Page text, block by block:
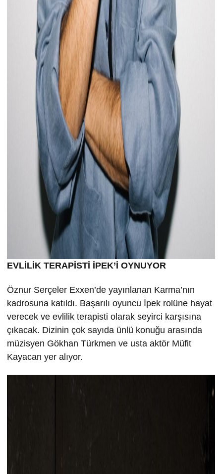
EVLİLİK TERAPİSTİ İPEK’İ OYNUYOR
Öznur Serçeler Exxen’de yayınlanan Karma’nın
kadrosuna katıldı. Başarılı oyuncu İpek rolüne hayat
verecek ve evlilik terapisti olarak seyirci karşısına
çıkacak. Dizinin çok sayıda ünlü konuğu arasında
müzisyen Gökhan Türkmen ve usta aktör Müfit
Kayacan yer alıyor.